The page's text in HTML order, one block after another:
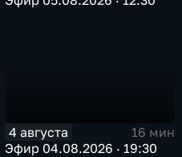
4 августа
16 мин
Эфир 04.08.2026 · 19:30